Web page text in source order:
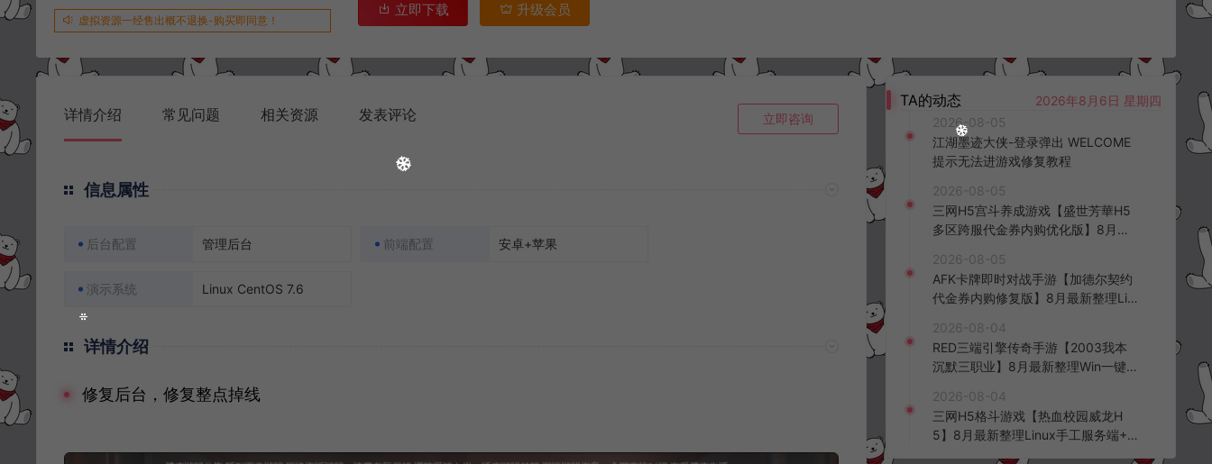
虚拟资源一经售出概不退换-购买即同意！
立即下载 升级会员
详情介绍 常见问题 相关资源 发表评论 立即咨询
信息属性
后台配置 管理后台 前端配置 安卓+苹果
演示系统 Linux CentOS 7.6
详情介绍
修复后台，修复整点掉线
TA的动态
2026年8月6日 星期四
2026-08-05
江湖墨迹大侠-登录弹出 WELCOME
提示无法进游戏修复教程
2026-08-05
三网H5宫斗养成游戏【盛世芳華H5
多区跨服代金券内购优化版】8月最
台+全资源安卓+详细搭建教程+视频
教程
2026-08-05
AFK卡牌即时对战手游【加德尔契约
代金券内购修复版】8月最新整理Lin
K授权后台+安卓苹果双端+详细搭建
教程+视频教程
2026-08-04
RED三端引擎传奇手游【2003我本
沉默三职业】8月最新整理Win一键
2026-08-04
三网H5格斗游戏【热血校园威龙H
5】8月最新整理Linux手工服务端+W